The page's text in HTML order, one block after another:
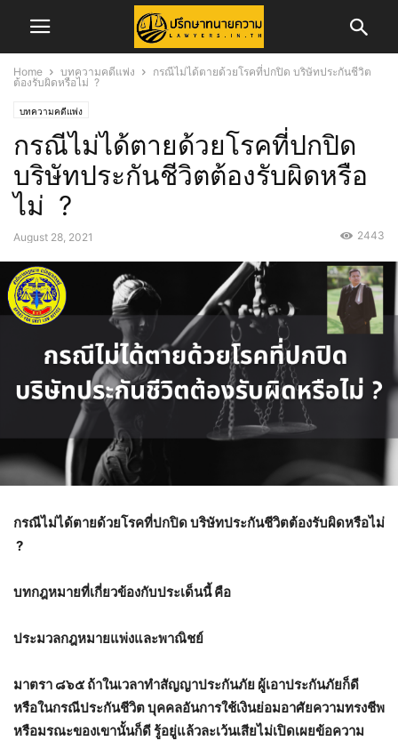
Home บทความคดีแพ่ง
กรณีไม่ได้ตายด้วยโรคที่ปกปิด บริษัทประกันชีวิต
ต้องรับผิดหรือไม่ ?
บทความคดีแพ่ง
กรณีไม่ได้ตายด้วยโรคที่ปกปิด
บริษัทประกันชีวิตต้องรับผิดหรือ
ไม่ ?
August 28, 2021 2443
กรณีไม่ได้ตายด้วยโรคที่ปกปิด บริษัทประกันชีวิตต้องรับผิดหรือไม่
?
บทกฎหมายที่เกี่ยวข้องกับประเด็นนี้ คือ
ประมวลกฎหมายแพ่งและพาณิชย์
มาตรา ๘๖๕ถ้าในเวลาทำสัญญาประกันภัย ผู้เอาประกันภัยก็ดี
หรือในกรณีประกันชีวิต บุคคลอันการใช้เงินย่อมอาศัยความทรงชีพ
หรือมรณะของเขานั้นก็ดี รู้อยู่แล้วละเว้นเสียไม่เปิดเผยข้อความ